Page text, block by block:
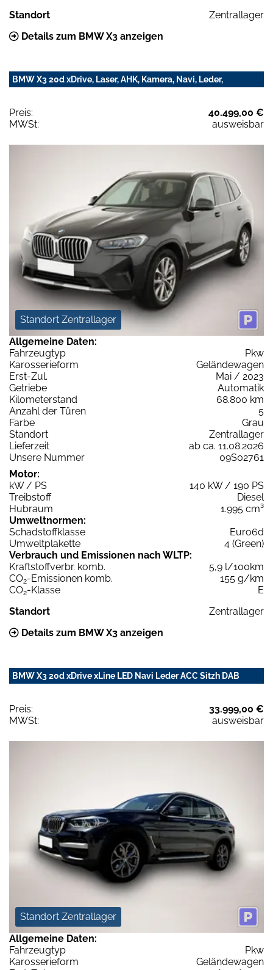
Standort
Zentrallager
Details zum BMW X3 anzeigen
BMW X3 20d xDrive, Laser, AHK, Kamera, Navi, Leder,
Preis:
40.499,00 €
MWSt:
ausweisbar
Standort Zentrallager
Allgemeine Daten:
Fahrzeugtyp
Pkw
Karosserieform
Geländewagen
Erst-Zul.
Mai / 2023
Getriebe
Automatik
Kilometerstand
68.800 km
Anzahl der Türen
5
Farbe
Grau
Standort
Zentrallager
Lieferzeit
ab ca. 11.08.2026
Unsere Nummer
09S02761
Motor:
kW / PS
140 kW / 190 PS
Treibstoff
Diesel
Hubraum
1.995 cm³
Umweltnormen:
Schadstoffklasse
Euro6d
Umweltplakette
4 (Green)
Verbrauch und Emissionen nach WLTP:
Kraftstoffverbr. komb.
5,9 l/100km
CO2-Emissionen komb.
155 g/km
CO2-Klasse
E
Standort
Zentrallager
Details zum BMW X3 anzeigen
BMW X3 20d xDrive xLine LED Navi Leder ACC Sitzh DAB
Preis:
33.999,00 €
MWSt:
ausweisbar
Standort Zentrallager
Allgemeine Daten:
Fahrzeugtyp
Pkw
Karosserieform
Geländewagen